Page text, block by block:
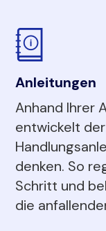
Anleitungen
Anhand Ihrer
entwickelt
denken. So
Schritt und
die